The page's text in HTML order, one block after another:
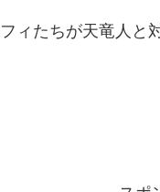
ィたちが天竜人